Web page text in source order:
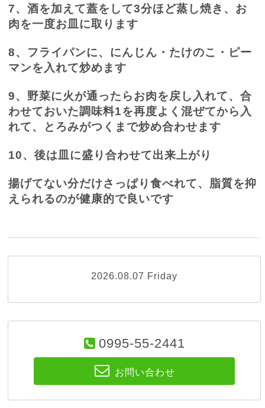
7、酒を加えて蓋をして3分ほど蒸し焼き、お
肉を一度お皿に取ります
8、フライパンに、にんじん・たけのこ・ピー
マンを入れて炒めます
9、野菜に火が通ったらお肉を戻し入れて、合
わせておいた調味料1を再度よく混ぜてから入
れて、とろみがつくまで炒め合わせます
10、後は皿に盛り合わせて出来上がり
揚げてない分だけさっぱり食べれて、脂質を抑
えられるのが健康的で良いです
2026.08.07 Friday
0995-55-2441
お問い合わせ